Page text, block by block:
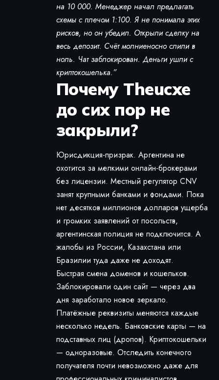
на 10 000. Менеджер начал предлагать
схемы с плечом 1:100. Я не понимала этих
рисков, но он убедил. Открыли сделку на
весь депозит. Счёт молниеносно слили в
ноль. Чат заблокирован. Деньги ушли с
криптокошелька.”
Почему Theucxe
до сих пор не
закрыли?
Юрисдикция-призрак. Аргентина не
охотится за мелкими онлайн-брокерами
без лицензии. Местный регулятор CNV
занят крупными банками и фондами. Пока
нет десятков миллионов долларов ущерба
и громких заявлений от посольств,
аргентинская полиция не подключится. А
жалобы из России, Казахстана или
Бразилии туда даже не доходят.
Быстрая смена доменов и кошельков.
Заблокировали один сайт — через два
дня заработало новое зеркало.
Платёжные реквизиты меняются каждые
несколько недель. Банковские карты — на
подставных лиц (дропов). Криптокошельки
— одноразовые. Отследить конечного
получателя почти невозможно даже для